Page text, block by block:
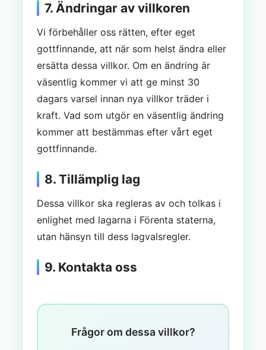
7. Ändringar av villkoren
Vi förbehåller oss rätten, efter eget
gottfinnande, att när som helst ändra eller
ersätta dessa villkor. Om en ändring är
väsentlig kommer vi att ge minst 30
dagars varsel innan nya villkor träder i
kraft. Vad som utgör en väsentlig ändring
kommer att bestämmas efter vårt eget
gottfinnande.
8. Tillämplig lag
Dessa villkor ska regleras av och tolkas i
enlighet med lagarna i Förenta staterna,
utan hänsyn till dess lagvalsregler.
9. Kontakta oss
Frågor om dessa villkor?